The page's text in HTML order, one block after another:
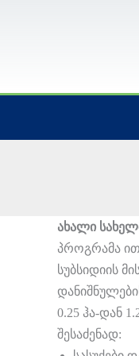
ახალი
პროგრამა
სუბსიდიის
0.25 ჰა-დან
შესაძენად: